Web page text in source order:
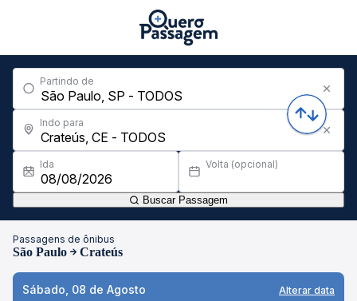
Partindo de
Indo para
Ida Volta (opcional)
Buscar Passagem
Passagens de ônibus
São Paulo Crateús
Sábado, 08 de Agosto Alterar data